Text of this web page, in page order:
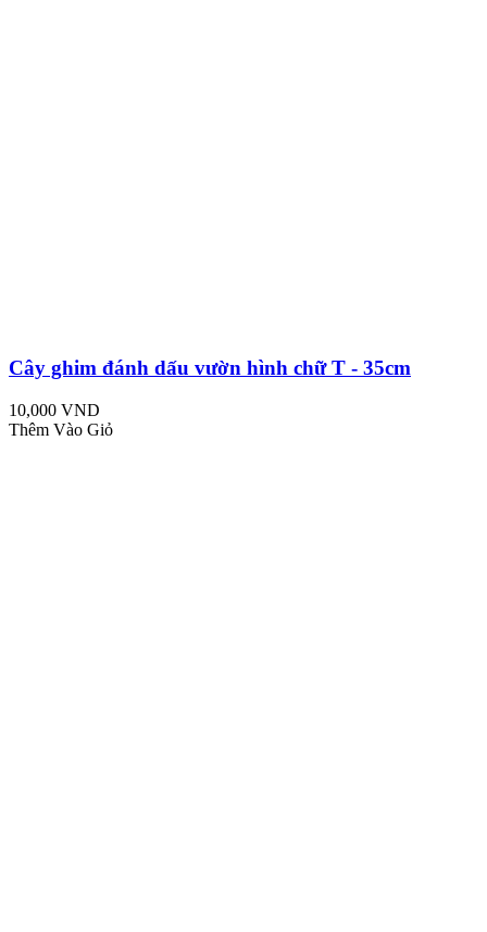
Cây ghim đánh dấu vườn hình chữ T - 35cm
10,000 VND
Thêm Vào Giỏ